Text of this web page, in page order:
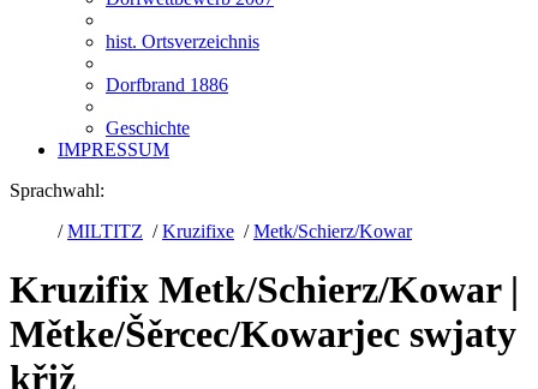
hist. Ortsverzeichnis
Dorfbrand 1886
Geschichte
IMPRESSUM
Sprachwahl:
/MILTITZ /Kruzifixe /Metk/Schierz/Kowar
Kruzifix Metk/Schierz/Kowar |
Mětke/Šěrcec/Kowarjec swjaty
křiž